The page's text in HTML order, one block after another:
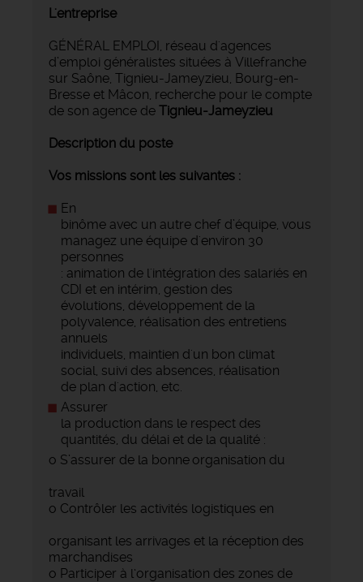
L'entreprise
GÉNÉRAL EMPLOI, réseau d'agences
d’emploi généralistes situées à Villefranche
sur Saône, Tignieu-Jameyzieu, Bourg-en-
Bresse et Mâcon, recherche pour le compte
de son agence de Tignieu-Jameyzieu
Description du poste
Vos missions sont les suivantes :
En
binôme avec un autre chef d’équipe, vous
managez une équipe d'environ 30
personnes
: animation de l'intégration des salariés en
CDI et en intérim, gestion des
évolutions, développement de la
polyvalence, réalisation des entretiens
annuels
individuels, maintien d'un bon climat
social, suivi des absences, réalisation
de plan d'action, etc.
Assurer
la production dans le respect des
quantités, du délai et de la qualité :
o S’assurer de la bonne organisation du
travail
o Contrôler les activités logistiques en
organisant les arrivages et la réception des
marchandises
o Participer à l‘organisation des zones de